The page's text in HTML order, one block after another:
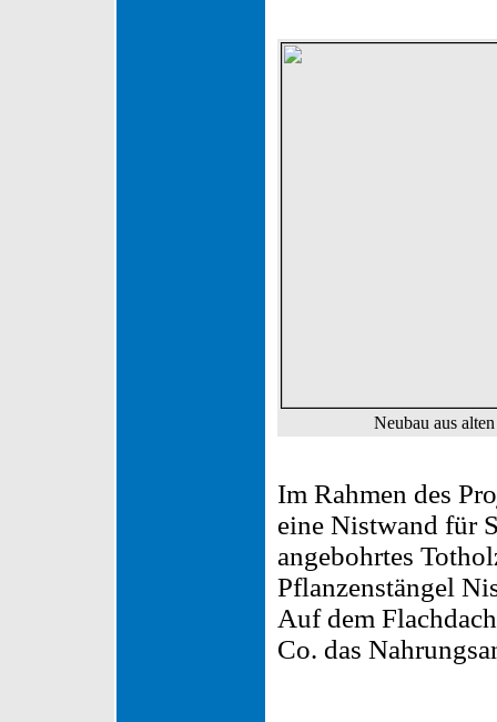
Neubau aus
Im Rahmen des
eine Nistwand für
angebohrtes
Pflanzenstängel
Auf dem
Co. das